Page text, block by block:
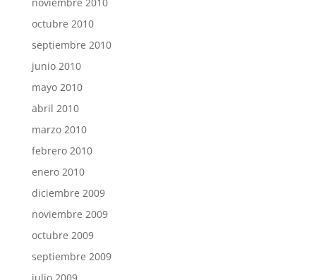
octubre 2010
septiembre 2010
junio 2010
mayo 2010
abril 2010
marzo 2010
febrero 2010
enero 2010
diciembre 2009
noviembre 2009
octubre 2009
septiembre 2009